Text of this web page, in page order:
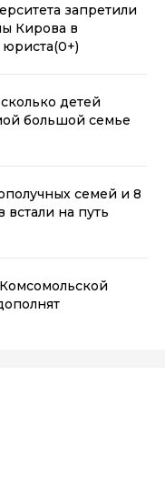
запретили
Кирова в
(0+)
детей
большой семье
семей и 8
на путь